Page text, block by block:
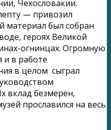
Чехословакии.
— привозил
материал был собран
героях Великой
огнинцах. Огромную
в работе
в целом сыграл
вклад безмерен,
прославился на весь